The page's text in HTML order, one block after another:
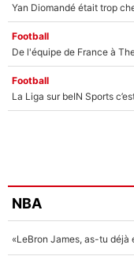
Football
Football
NBA